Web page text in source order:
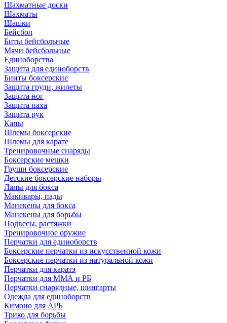
Шахматные доски
Шахматы
Шашки
Бейсбол
Биты бейсбольные
Мячи бейсбольные
Единоборства
Защита для единоборств
Бинты боксерские
Защита груди, жилеты
Защита ног
Защита паха
Защита рук
Капы
Шлемы боксерские
Шлемы для карате
Тренировочные снаряды
Боксерские мешки
Груши боксерские
Детские боксерские наборы
Лапы для бокса
Макивары, пады
Манекены для бокса
Манекены для борьбы
Подвесы, растяжки
Тренировочное оружие
Перчатки для единоборств
Боксерские перчатки из искусственной кожи
Боксерские перчатки из натуральной кожи
Перчатки для каратэ
Перчатки для ММА и РБ
Перчатки снарядные, шингарты
Одежда для единоборств
Кимоно для АРБ
Трико для борьбы